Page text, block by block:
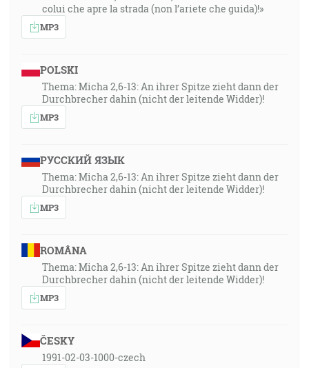
colui che apre la strada (non l’ariete che guida)!»
MP3
POLSKI
Thema: Micha 2,6-13: An ihrer Spitze zieht dann der
Durchbrecher dahin (nicht der leitende Widder)!
MP3
РУССКИЙ ЯЗЫК
Thema: Micha 2,6-13: An ihrer Spitze zieht dann der
Durchbrecher dahin (nicht der leitende Widder)!
MP3
ROMÂNA
Thema: Micha 2,6-13: An ihrer Spitze zieht dann der
Durchbrecher dahin (nicht der leitende Widder)!
MP3
ČESKY
1991-02-03-1000-czech